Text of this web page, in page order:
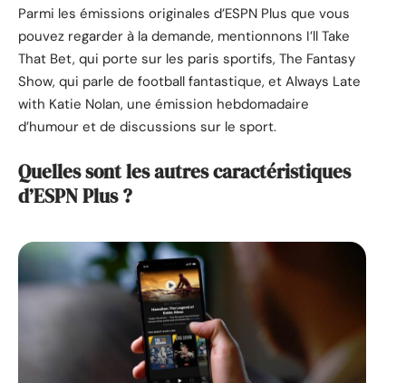
Parmi les émissions originales d’ESPN Plus que vous
pouvez regarder à la demande, mentionnons I’ll Take
That Bet, qui porte sur les paris sportifs, The Fantasy
Show, qui parle de football fantastique, et Always Late
with Katie Nolan, une émission hebdomadaire
d’humour et de discussions sur le sport.
Quelles sont les autres caractéristiques
d’ESPN Plus ?